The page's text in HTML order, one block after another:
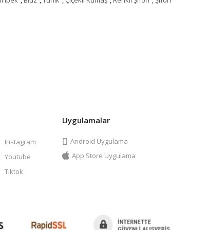
Instagram
Youtube
Tiktok
Uygulamalar
Android Uygulama
App Store Uygulama